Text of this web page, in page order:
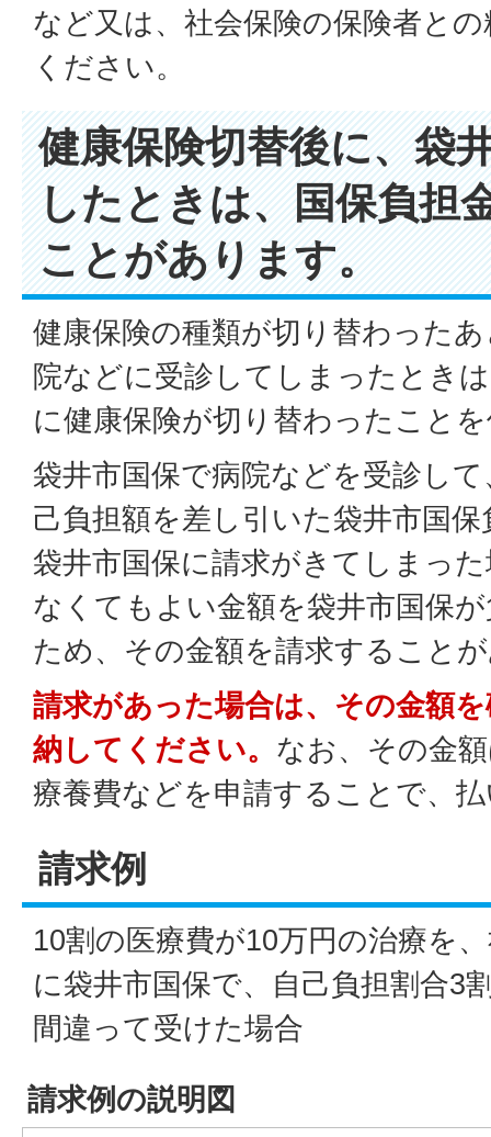
など又は、社会保険の保険者と
ください。
健康保険切替後に、袋
したときは、国保負担
ことがあります。
健康保険の種類が切り替わった
院などに受診してしまったとき
に健康保険が切り替わったこと
袋井市国保で病院などを受診し
己負担額を差し引いた袋井市国
袋井市国保に請求がきてしまっ
なくてもよい金額を袋井市国保
ため、その金額を請求すること
請求があった場合は、その金額
納してください。 なお、その金
療養費などを申請することで、
請求例
10割の医療費が10万円の治療を
に袋井市国保で、自己負担割合3
間違って受けた場合
請求例の説明図